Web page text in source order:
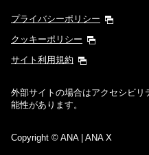
プライバシーポリシー
クッキーポリシー
サイト利用規約
外部サイトの場合はアクセシビ
能性があります。
Copyright © ANA | ANA X